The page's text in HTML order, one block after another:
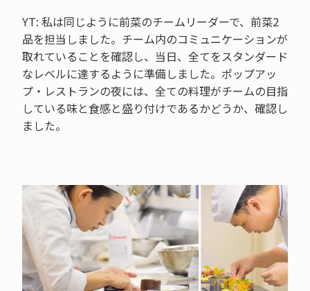
YT: 私は同じように前菜のチームリーダーで、前菜2
品を担当しました。チーム内のコミュニケーションが
取れていることを確認し、当日、全てをスタンダード
なレベルに達するように準備しました。ポップアッ
プ・レストランの夜には、全ての料理がチームの目指
している味と食感と盛り付けであるかどうか、確認し
ました。